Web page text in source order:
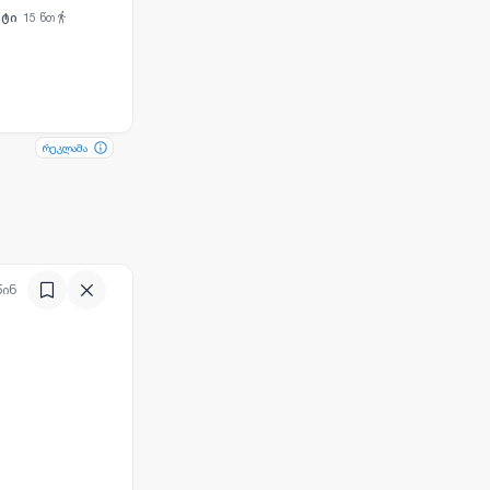
15 წთ
რეკლამა
რეკლამა